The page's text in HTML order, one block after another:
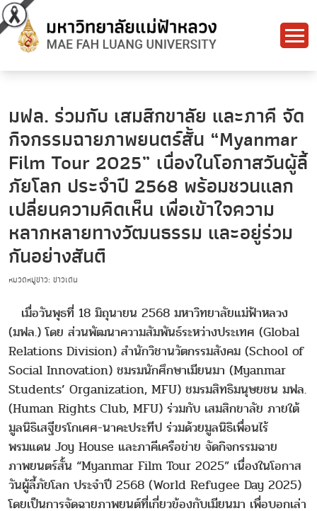
มฟล. ร่วมกับ เสมสิกขาลัย และภาคี จัด
กิจกรรมฉายภาพยนตร์สั้น “Myanmar
Film Tour 2025” เนื่องในโอกาสวันผู้ลี้
ภัยโลก ประจำปี 2568 พร้อมชวนแลก
เปลี่ยนความคิดเห็น เพื่อเข้าใจความ
หลากหลายทางวัฒนธรรม และอยู่ร่วม
กันอย่างสันติ
หมวดหมู่ข่าว: ข่าวเด่น
เมื่อวันพุธที่ 18 มิถุนายน 2568 มหาวิทยาลัยแม่ฟ้าหลวง
(มฟล.) โดย ส่วนพัฒนาความสัมพันธ์ระหว่างประเทศ (Global
Relations Division) สำนักวิชานวัตกรรมสังคม (School of
Social Innovation) ชมรมนักศึกษาเมียนมา (Myanmar
Students’ Organization, MFU) ชมรมสิทธิมนุษยชน มฟล.
(Human Rights Club, MFU) ร่วมกับ เสมสิกขาลัย ภายใต้
มูลนิธิเสฐียรโกเศศ-นาคะประทีป ร่วมด้วยมูลนิธิเพื่อนไร้
พรมแดน Joy House และภาคีเครือข่าย จัดกิจกรรมฉาย
ภาพยนตร์สั้น “Myanmar Film Tour 2025” เนื่องในโอกาส
วันผู้ลี้ภัยโลก ประจำปี 2568 (World Refugee Day 2025)
โดยเป็นการจัดฉายภาพยนต์ที่เกี่ยวข้องกับเมียนมา เพื่อบอกเล่า